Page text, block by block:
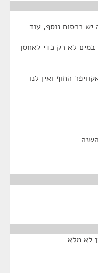
כרסום נוסף, עוד
במים לא רק כדי לאחסן
החוף ואין לנו
לא מלא